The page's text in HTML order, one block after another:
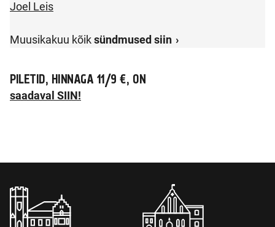
Joel Leis
Muusikakuu kõiksündmused siin
PILETID, HINNAGA 11/9 €, ON
saadaval SIIN!